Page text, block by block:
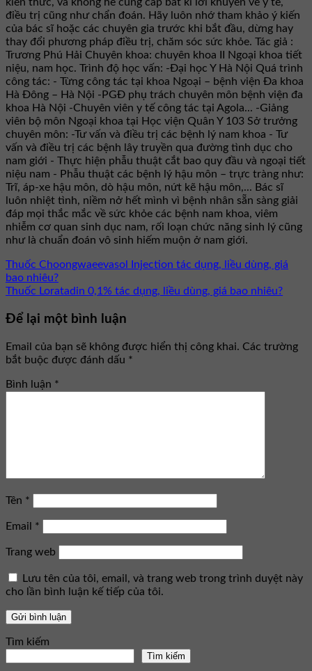
điều trị cũng như chẩn đoán. Hãy luôn nhớ tham khảo ý kiến
của bác sĩ hoặc các chuyên gia trước khi bắt đầu, dừng hay
thay đổi phương pháp điều trị, chăm sóc sức khỏe. Tác giả :
Trương Phú Hải Chuyên khoa: chuyên khoa II Ngoại khoa tiết
niệu, nam học. Trình độ học vấn: -Đại học Y Hà Nội Quá trình
công tác: - Từng công tác tại khoa Ngoại – bệnh viện Đa khoa
Hà Đông – Hà Nội -PGĐ phụ trách chuyên môn bệnh viện đa
khoa Hà Nội -Chuyên viên y tế công tác tại Agola... -Giảng
viên bộ môn Ngoại khoa tại Học viện Quân Y 103 Sở trưởng
chuyên môn: -Tư vấn và điều trị các bệnh lý nam khoa - Tư
vấn và điều trị các bệnh lây truyền qua đường tình dục cho
nam giới - Thực hiện phẫu thuật cắt bao quy đầu và ngoại tiết
niệu nam - Phẫu thuật các bệnh lý hậu môn – trực tràng như:
Trĩ, áp-xe hậu môn, dò hậu môn, nứt kẽ hậu môn,... Bác sĩ
luôn nhiệt tình, niềm nở hết mình vì bệnh nhân sẵn sàng giải
đáp mọi thắc mắc về sức khỏe các bệnh nam khoa, viêm
nhiễm cơ quan sinh dục nam, rối loạn chức năng sinh lý cũng
như là chuẩn đoán vô sinh hiếm muộn ở nam giới.
Thuốc Choongwaeevasol Injection tác dụng, liều dùng, giá
bao nhiêu?
Thuốc Loratadin 0,1% tác dụng, liều dùng, giá bao nhiêu?
Để lại một bình luận
Email của bạn sẽ không được hiển thị công khai. Các trường
bắt buộc được đánh dấu *
Bình luận *
Tên *
Email *
Trang web
Lưu tên của tôi, email, và trang web trong trình duyệt này
cho lần bình luận kế tiếp của tôi.
Tìm kiếm
Tìm kiếm